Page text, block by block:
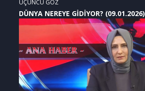
ÜÇÜNCÜ GÖZ
DÜNYA NEREYE GİDİYOR? (09.01.2026)